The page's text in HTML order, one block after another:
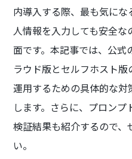
内導入する際、最も気に
人情報を入力しても安全
面です。本記事では、公式
ラウド版とセルフホスト
運用するための具体的な
します。さらに、プロン
検証結果も紹介するので
い。